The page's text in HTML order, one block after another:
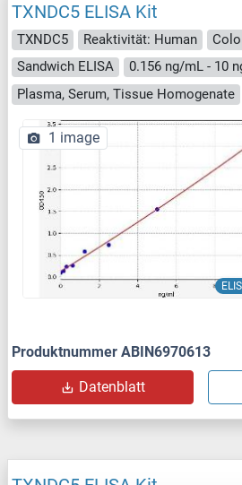
TXNDC5 ELISA Kit
TXNDC5 Reaktivität: Human
Sandwich ELISA
0.156 ng/mL - 10
Plasma, Serum, Tissue Homogenate
1 image
Produktnummer ABIN6970613
Datenblatt